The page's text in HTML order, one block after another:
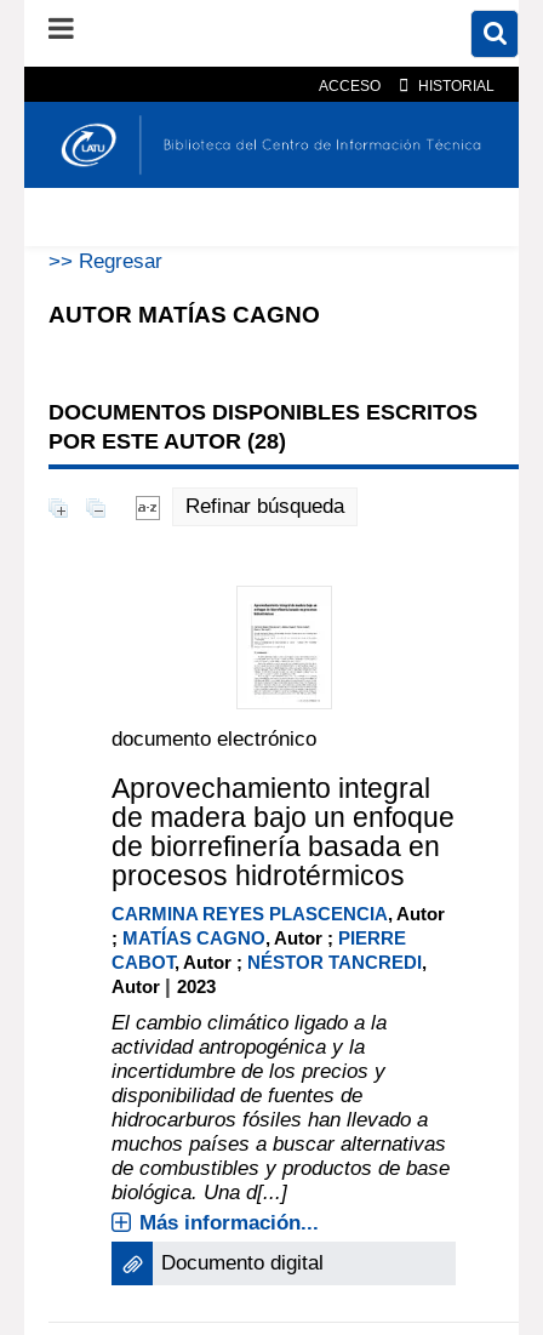
ACCESO HISTORIAL
En el catálogo En el sitio
>> Regresar
AUTOR MATÍAS CAGNO
DOCUMENTOS DISPONIBLES ESCRITOS
POR ESTE AUTOR (28)
Refinar búsqueda
documento electrónico
Aprovechamiento integral
de madera bajo un enfoque
de biorrefinería basada en
procesos hidrotérmicos
CARMINA REYES PLASCENCIA, Autor
; MATÍAS CAGNO, Autor ; PIERRE
CABOT, Autor ; NÉSTOR TANCREDI,
Autor |2023
El cambio climático ligado a la
actividad antropogénica y la
incertidumbre de los precios y
disponibilidad de fuentes de
hidrocarburos fósiles han llevado a
muchos países a buscar alternativas
de combustibles y productos de base
biológica. Una d[...]
Más información...
Documento digital